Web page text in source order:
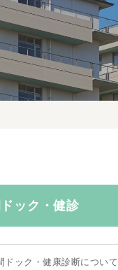
ック・健診
ドック・健康診断について